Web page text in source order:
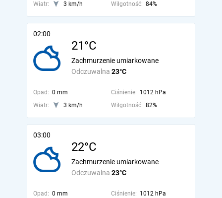
Wiatr:
3 km/h Wilgotność: 84%
02:00
21°C
Odczuwalna 23°C
Zachmurzenie umiarkowane
Opad: 0 mm Ciśnienie: 1012 hPa
Wiatr:
3 km/h Wilgotność: 82%
03:00
22°C
Odczuwalna 23°C
Zachmurzenie umiarkowane
Opad: 0 mm Ciśnienie: 1012 hPa